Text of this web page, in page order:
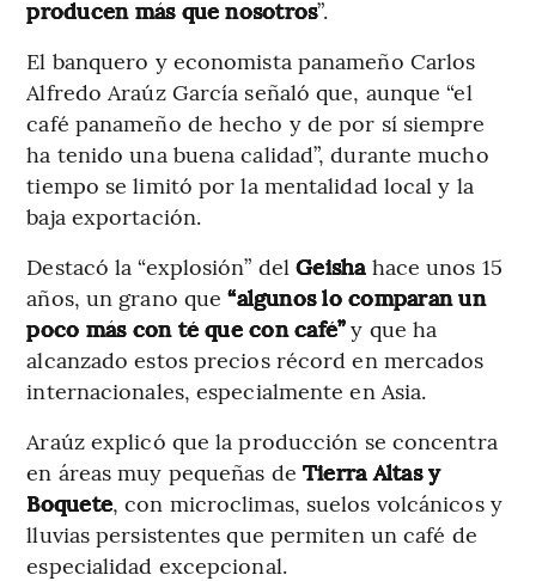
producen más que nosotros”.
El banquero y economista panameño Carlos
Alfredo Araúz García señaló que, aunque “el
café panameño de hecho y de por sí siempre
ha tenido una buena calidad”, durante mucho
tiempo se limitó por la mentalidad local y la
baja exportación.
Destacó la “explosión” delGeishahace unos 15
años, un grano que“algunos lo comparan un
poco más con té que con café”y que ha
alcanzado estos precios récord en mercados
internacionales, especialmente en Asia.
Araúz explicó que la producción se concentra
en áreas muy pequeñas de Tierra Altas y
Boquete, con microclimas, suelos volcánicos y
lluvias persistentes que permiten un café de
especialidad excepcional.